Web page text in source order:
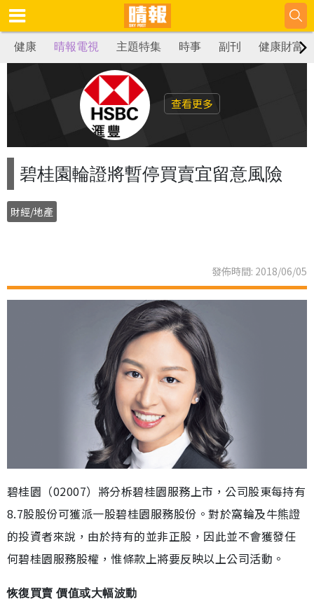
健康 晴報電視 主題特集 時事 副刊 健康財富
查看更多
碧桂園輪證將暫停買賣宜留意風險
財經/地產
發佈時間: 2018/06/05
碧桂園（02007）將分柝碧桂園服務上市，公司股東每持有
8.7股股份可獲派一股碧桂園服務股份。對於窩輪及牛熊證
的投資者來說，由於持有的並非正股，因此並不會獲發任
何碧桂園服務股權，惟條款上將要反映以上公司活動。
恢復買賣 價值或大幅波動